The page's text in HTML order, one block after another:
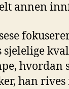
annen
sjelelige
hvordan
han